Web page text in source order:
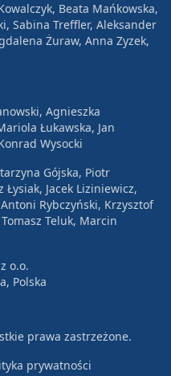
Beata Mańkowska,
Sabina Treffler, Aleksander
Żuraw, Anna Zyzek,
Agnieszka
Łukawska, Jan
Wysocki
Gójska, Piotr
Łysiak, Jacek Liziniewicz,
Rybczyński, Krzysztof
Teluk, Marcin
o.o.
Polska
prawa zastrzeżone.
prywatności